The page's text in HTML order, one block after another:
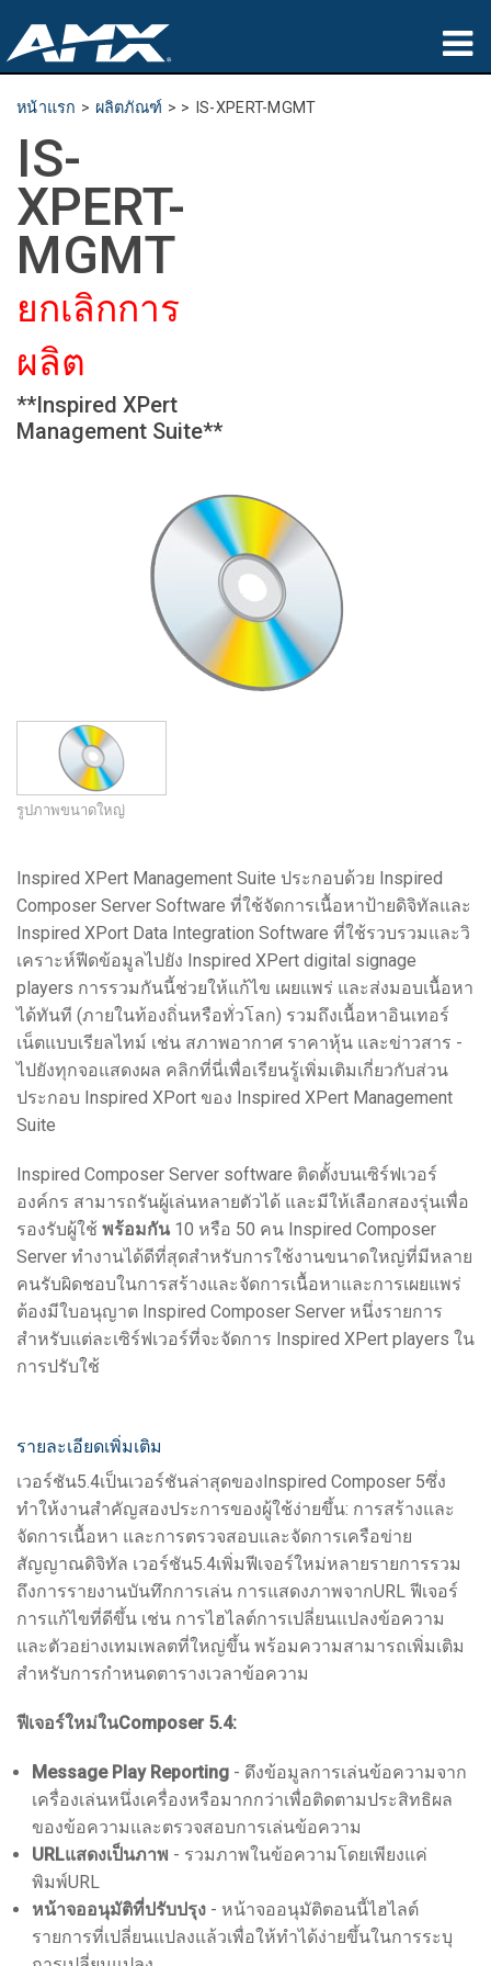
ผลิตภัณฑ์
การประยุกต์ใช้
Partners
ที่ซื้อสินค้า
การฝึกอบรม
การสนับสนุน
เกี่ยวกับ
หน้าแรก > ผลิตภัณฑ์ > > IS-XPERT-MGMT
IS-
XPERT-
MGMT
ยกเลิกการ
ผลิต
**Inspired XPert
Management Suite**
รูปภาพขนาดใหญ่
Inspired XPert Management Suite ประกอบด้วย Inspired
Composer Server Software ที่ใช้จัดการเนื้อหาป้ายดิจิทัลและ
Inspired XPort Data Integration Software ที่ใช้รวบรวมและวิ
เคราะห์ฟีดข้อมูลไปยัง Inspired XPert digital signage
players การรวมกันนี้ช่วยให้แก้ไข เผยแพร่ และส่งมอบเนื้อหา
ได้ทันที (ภายในท้องถิ่นหรือทั่วโลก) รวมถึงเนื้อหาอินเทอร์
เน็ตแบบเรียลไทม์ เช่น สภาพอากาศ ราคาหุ้น และข่าวสาร -
ไปยังทุกจอแสดงผล คลิกที่นี่เพื่อเรียนรู้เพิ่มเติมเกี่ยวกับส่วน
ประกอบ Inspired XPort ของ Inspired XPert Management
Suite
Inspired Composer Server software ติดตั้งบนเซิร์ฟเวอร์
องค์กร สามารถรันผู้เล่นหลายตัวได้ และมีให้เลือกสองรุ่นเพื่อ
รองรับผู้ใช้ พร้อมกัน10 หรือ 50 คน Inspired Composer
Server ทำงานได้ดีที่สุดสำหรับการใช้งานขนาดใหญ่ที่มีหลาย
คนรับผิดชอบในการสร้างและจัดการเนื้อหาและการเผยแพร่
ต้องมีใบอนุญาต Inspired Composer Server หนึ่งรายการ
สำหรับแต่ละเซิร์ฟเวอร์ที่จะจัดการ Inspired XPert players ใน
การปรับใช้
รายละเอียดเพิ่มเติม
เวอร์ชัน5.4เป็นเวอร์ชันล่าสุดของInspired Composer 5ซึ่ง
ทำให้งานสำคัญสองประการของผู้ใช้ง่ายขึ้น: การสร้างและ
จัดการเนื้อหา และการตรวจสอบและจัดการเครือข่าย
สัญญาณดิจิทัล เวอร์ชัน5.4เพิ่มฟีเจอร์ใหม่หลายรายการรวม
ถึงการรายงานบันทึกการเล่น การแสดงภาพจากURL ฟีเจอร์
การแก้ไขที่ดีขึ้น เช่น การไฮไลต์การเปลี่ยนแปลงข้อความ
และตัวอย่างเทมเพลตที่ใหญ่ขึ้น พร้อมความสามารถเพิ่มเติม
สำหรับการกำหนดตารางเวลาข้อความ
ฟีเจอร์ใหม่ในComposer 5.4:
Message Play Reporting - ดึงข้อมูลการเล่นข้อความจาก
เครื่องเล่นหนึ่งเครื่องหรือมากกว่าเพื่อติดตามประสิทธิผล
ของข้อความและตรวจสอบการเล่นข้อความ
URLแสดงเป็นภาพ - รวมภาพในข้อความโดยเพียงแค่
พิมพ์URL
หน้าจออนุมัติที่ปรับปรุง - หน้าจออนุมัติตอนนี้ไฮไลต์
รายการที่เปลี่ยนแปลงแล้วเพื่อให้ทำได้ง่ายขึ้นในการระบุ